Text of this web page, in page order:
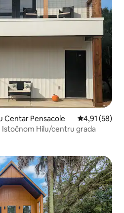
Centar Pensacole prosječna
4,91 (58)
Istočnom Hilu/centru grada